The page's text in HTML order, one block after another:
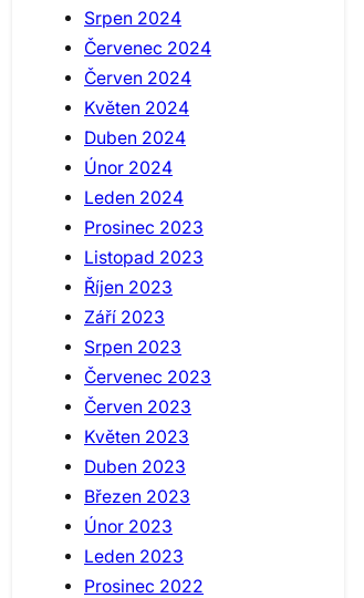
Srpen 2024
Červenec 2024
Červen 2024
Květen 2024
Duben 2024
Únor 2024
Leden 2024
Prosinec 2023
Listopad 2023
Říjen 2023
Září 2023
Srpen 2023
Červenec 2023
Červen 2023
Květen 2023
Duben 2023
Březen 2023
Únor 2023
Leden 2023
Prosinec 2022